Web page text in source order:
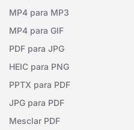
MP4 para MP3
MP4 para GIF
PDF para JPG
HEIC para PNG
PPTX para PDF
JPG para PDF
Mesclar PDF